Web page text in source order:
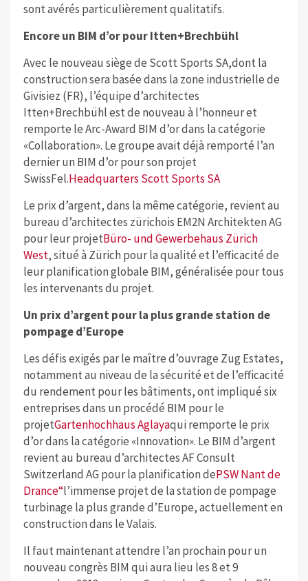
sont avérés particulièrement qualitatifs.
Encore un BIM d’or pour Itten+Brechbühl
Avec le nouveau siège de Scott Sports SA,dont la
construction sera basée dans la zone industrielle de
Givisiez (FR), l’équipe d’architectes
Itten+Brechbühl est de nouveau à l’honneur et
remporte le Arc-Award BIM d’or dans la catégorie
«Collaboration». Le groupe avait déjà remporté l’an
dernier un BIM d’or pour son projet
SwissFel.Headquarters Scott Sports SA
Le prix d’argent, dans la même catégorie, revient au
bureau d’architectes zürichois EM2N Architekten AG
pour leur projetBüro- und Gewerbehaus Zürich
West, situé à Zürich pour la qualité et l’efficacité de
leur planification globale BIM, généralisée pour tous
les intervenants du projet.
Un prix d’argent pour la plus grande station de
pompage d’Europe
Les défis exigés par le maître d’ouvrage Zug Estates,
notamment au niveau de la sécurité et de l’efficacité
du rendement pour les bâtiments, ont impliqué six
entreprises dans un procédé BIM pour le
projetGartenhochhaus Aglayaqui remporte le prix
d’or dans la catégorie «Innovation». Le BIM d’argent
revient au bureau d’architectes AF Consult
Switzerland AG pour la planification dePSW Nant de
Drance“l’immense projet de la station de pompage
turbinage la plus grande d’Europe, actuellement en
construction dans le Valais.
Il faut maintenant attendre l’an prochain pour un
nouveau congrès BIM qui aura lieu les 8 et 9